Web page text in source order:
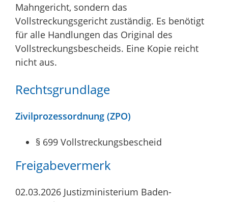
Mahngericht, sondern das
Vollstreckungsgericht zuständig. Es benötigt
für alle Handlungen das Original des
Vollstreckungsbescheids. Eine Kopie reicht
nicht aus.
Rechtsgrundlage
Zivilprozessordnung (ZPO)
§ 699 Vollstreckungsbescheid
Freigabevermerk
02.03.2026 Justizministerium Baden-